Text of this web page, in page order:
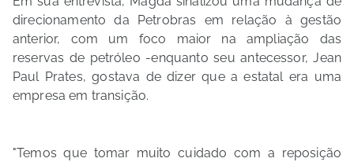
direcionamento da Petrobras em relação à gestão
anterior, com um foco maior na ampliação das
reservas de petróleo -enquanto seu antecessor, Jean
Paul Prates, gostava de dizer que a estatal era uma
empresa em transição.
"Temos que tomar muito cuidado com a reposição